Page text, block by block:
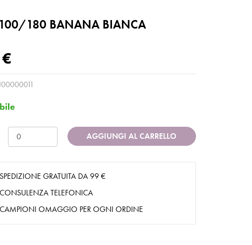
180 BANANA BIANCA
AGGIUNGI AL CARRELLO
SPEDIZIONE GRATUITA DA 99 €
CONSULENZA TELEFONICA
CAMPIONI OMAGGIO PER OGNI ORDINE